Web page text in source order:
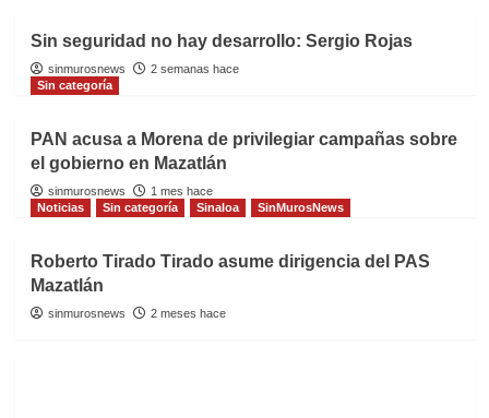
Sin seguridad no hay desarrollo: Sergio Rojas
sinmurosnews
2 semanas hace
Sin categoría
PAN acusa a Morena de privilegiar campañas sobre
el gobierno en Mazatlán
sinmurosnews
1 mes hace
Noticias
Sin categoría Sinaloa SinMurosNews
Roberto Tirado Tirado asume dirigencia del PAS
Mazatlán
sinmurosnews 2 meses hace